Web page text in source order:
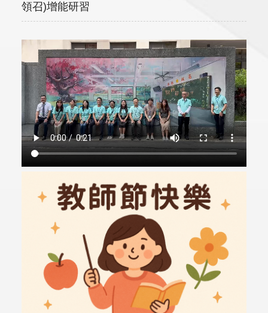
領召)增能研習